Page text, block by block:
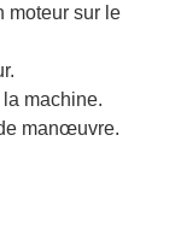
moteur sur le
la machine.
manœuvre.